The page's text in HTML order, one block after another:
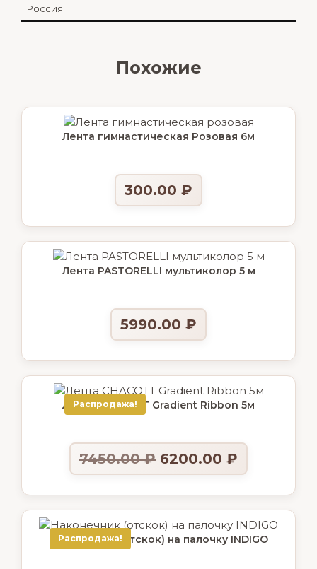
Россия
Похожие
Лента гимнастическая Розовая 6м
300.00 ₽
Лента PASTORELLI мультиколор 5 м
5990.00 ₽
Распродажа!
Лента CHACOTT Gradient Ribbon 5м
7450.00₽ 6200.00 ₽
Распродажа!
Наконечник (отскок) на палочку INDIGO